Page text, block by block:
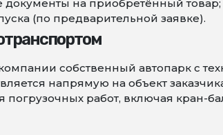
на приобретённый товар;
(по предварительной заявке).
собственный автопарк с
напрямую на объект
погрузочных работ, включая кран-